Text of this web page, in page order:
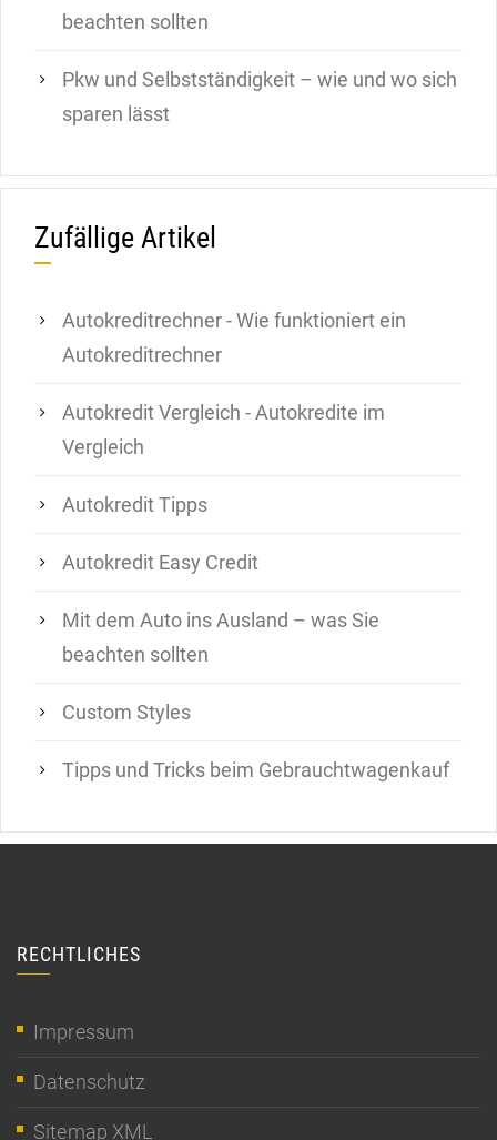
beachten sollten
Pkw und Selbstständigkeit – wie und wo sich
sparen lässt
Zufällige Artikel
Autokreditrechner - Wie funktioniert ein
Autokreditrechner
Autokredit Vergleich - Autokredite im
Vergleich
Autokredit Tipps
Autokredit Easy Credit
Mit dem Auto ins Ausland – was Sie
beachten sollten
Custom Styles
Tipps und Tricks beim Gebrauchtwagenkauf
RECHTLICHES
Impressum
Datenschutz
Sitemap XML